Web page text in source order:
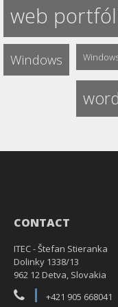
web
Windows
CONTACT
ITEC - Štefan Stieranka
Dolinky 1338/13
962 12 Detva, Slovakia
+421 905 668041